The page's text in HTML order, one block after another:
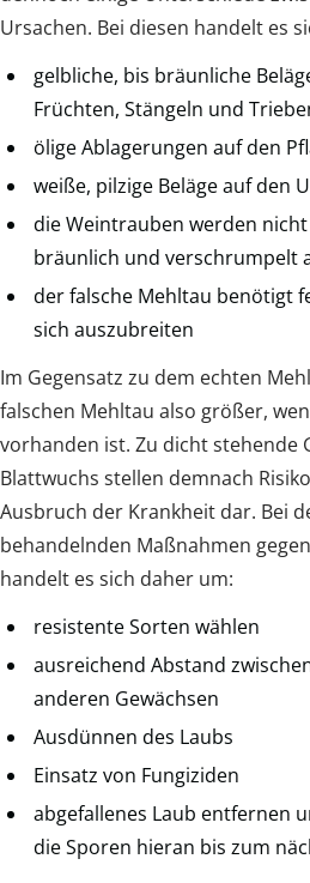
Ursachen. Bei diesen handelt es
gelbliche, bis bräunliche
Früchten, Stängeln und
ölige Ablagerungen auf den
weiße, pilzige Beläge auf den
die Weintrauben werden
bräunlich und verschrumpelt
der falsche Mehltau benötigt
sich auszubreiten
Im Gegensatz zu dem echten
falschen Mehltau also größer,
vorhanden ist. Zu dicht stehende
Blattwuchs stellen demnach
Ausbruch der Krankheit dar. Bei
behandelnden Maßnahmen
handelt es sich daher um:
resistente Sorten wählen
ausreichend Abstand
anderen Gewächsen
Ausdünnen des Laubs
Einsatz von Fungiziden
abgefallenes Laub entfernen
die Sporen hieran bis zum